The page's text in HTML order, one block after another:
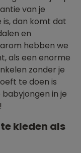
van je
dan komt dat
en
hebben we
als een enorme
zonder je
te doen is
in je
kleden als